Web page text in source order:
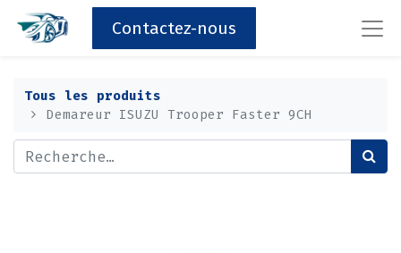
Contactez-nous
Tous les produits
Demareur ISUZU Trooper Faster 9CH